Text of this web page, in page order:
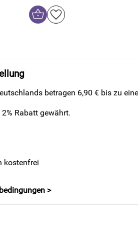
betragen 6,90 € bis zu
Rabatt gewährt.
kostenfrei
>